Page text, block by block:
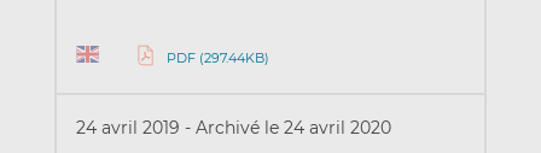
PDF (297.44KB)
24 avril 2019 - Archivé le 24 avril 2020